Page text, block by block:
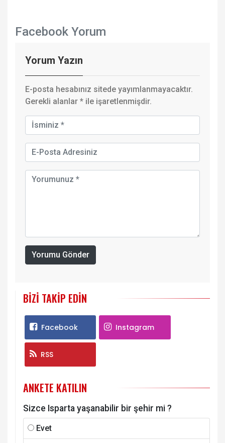
Facebook Yorum
Yorum Yazın
E-posta hesabınız sitede yayımlanmayacaktır.
Gerekli alanlar * ile işaretlenmişdir.
Yorumu Gönder
BIZI TAKIP EDIN
Facebook Instagram
RSS
ANKETE KATILIN
Sizce Isparta yaşanabilir bir şehir mi ?
Evet